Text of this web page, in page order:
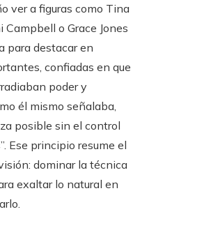
ver a figuras como Tina
Campbell o Grace Jones
para destacar en
confiadas en que
poder y
él mismo señalaba,
posible sin el control
Ese principio resume el
dominar la técnica
exaltar lo natural en